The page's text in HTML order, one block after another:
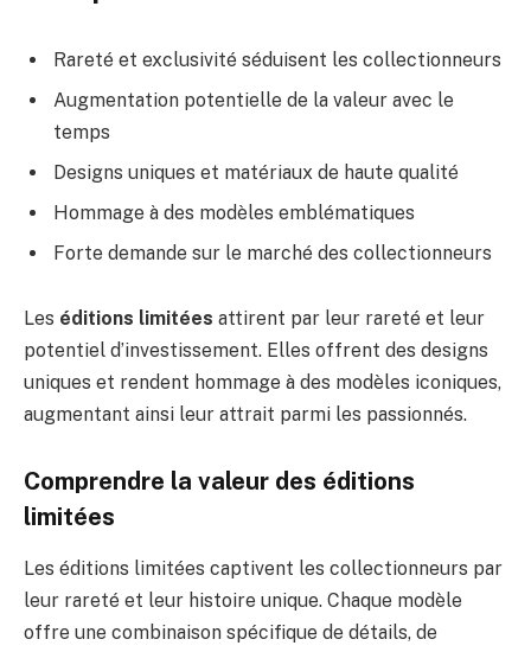
Rareté et exclusivité séduisent les collectionneurs
Augmentation potentielle de la valeur avec le
temps
Designs uniques et matériaux de haute qualité
Hommage à des modèles emblématiques
Forte demande sur le marché des collectionneurs
Les éditions limitées attirent par leur rareté et leur
potentiel d’investissement. Elles offrent des designs
uniques et rendent hommage à des modèles iconiques,
augmentant ainsi leur attrait parmi les passionnés.
Comprendre la valeur des éditions
limitées
Les éditions limitées captivent les collectionneurs par
leur rareté et leur histoire unique. Chaque modèle
offre une combinaison spécifique de détails, de